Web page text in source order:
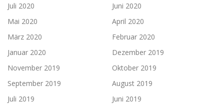
Juli 2020
Juni 2020
Mai 2020
April 2020
März 2020
Februar 2020
Januar 2020
Dezember 2019
November 2019
Oktober 2019
September 2019
August 2019
Juli 2019
Juni 2019